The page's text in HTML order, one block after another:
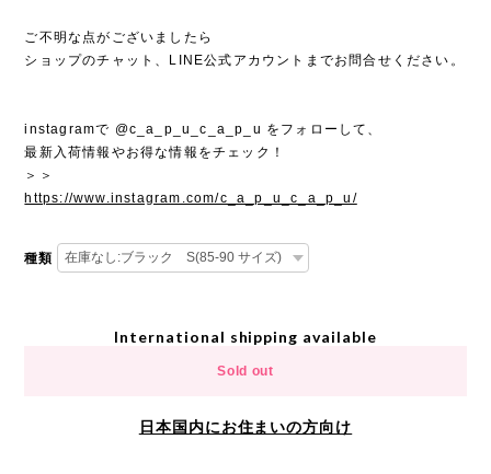
ご不明な点がございましたら
ショップのチャット、LINE公式アカウントまでお問合せください。
instagramで @c_a_p_u_c_a_p_u をフォローして、
最新入荷情報やお得な情報をチェック！
＞＞
https://www.instagram.com/c_a_p_u_c_a_p_u/
種類
International shipping available
Sold out
日本国内にお住まいの方向け